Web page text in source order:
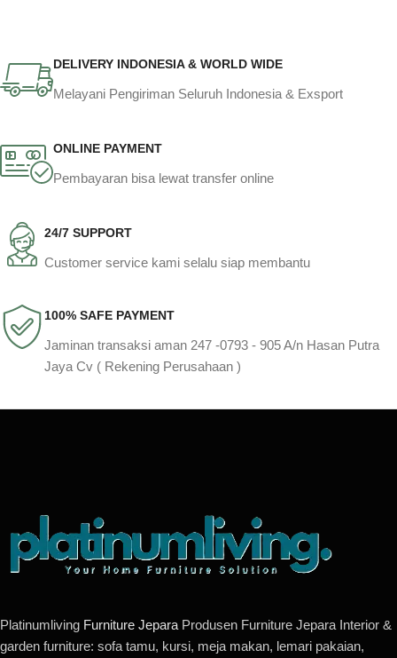
DELIVERY INDONESIA & WORLD WIDE
Melayani Pengiriman Seluruh Indonesia & Exsport
ONLINE PAYMENT
Pembayaran bisa lewat transfer online
24/7 SUPPORT
Customer service kami selalu siap membantu
100% SAFE PAYMENT
Jaminan transaksi aman 247 -0793 - 905 A/n Hasan Putra
Jaya Cv ( Rekening Perusahaan )
Platinumliving Furniture Jepara Produsen Furniture Jepara Interior &
garden furniture: sofa tamu, kursi, meja makan, lemari pakaian,